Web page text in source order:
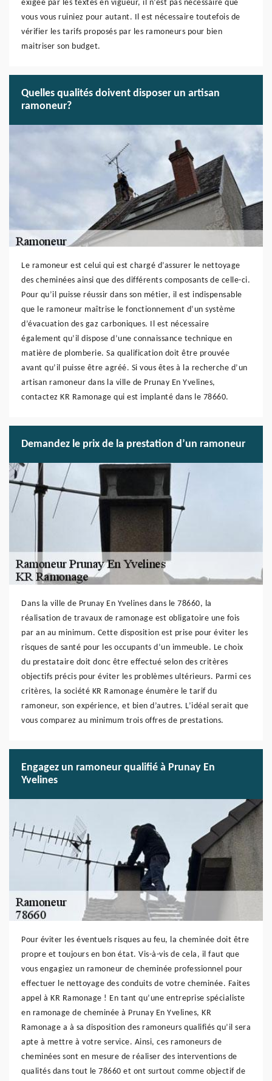
exigée par les textes en vigueur, il n’est pas nécessaire que
vous vous ruiniez pour autant. Il est nécessaire toutefois de
vérifier les tarifs proposés par les ramoneurs pour bien
maitriser son budget.
Quelles qualités doivent disposer un artisan
ramoneur?
Le ramoneur est celui qui est chargé d’assurer le nettoyage
des cheminées ainsi que des différents composants de celle-ci.
Pour qu’il puisse réussir dans son métier, il est indispensable
que le ramoneur maîtrise le fonctionnement d’un système
d’évacuation des gaz carboniques. Il est nécessaire
également qu’il dispose d’une connaissance technique en
matière de plomberie. Sa qualification doit être prouvée
avant qu’il puisse être agréé. Si vous êtes à la recherche d’un
artisan ramoneur dans la ville de Prunay En Yvelines,
contactez KR Ramonage qui est implanté dans le 78660.
Demandez le prix de la prestation d’un ramoneur
Dans la ville de Prunay En Yvelines dans le 78660, la
réalisation de travaux de ramonage est obligatoire une fois
par an au minimum. Cette disposition est prise pour éviter les
risques de santé pour les occupants d’un immeuble. Le choix
du prestataire doit donc être effectué selon des critères
objectifs précis pour éviter les problèmes ultérieurs. Parmi ces
critères, la société KR Ramonage énumère le tarif du
ramoneur, son expérience, et bien d’autres. L’idéal serait que
vous comparez au minimum trois offres de prestations.
Engagez un ramoneur qualifié à Prunay En
Yvelines
Pour éviter les éventuels risques au feu, la cheminée doit être
propre et toujours en bon état. Vis-à-vis de cela, il faut que
vous engagiez un ramoneur de cheminée professionnel pour
effectuer le nettoyage des conduits de votre cheminée. Faites
appel à KR Ramonage ! En tant qu’une entreprise spécialiste
en ramonage de cheminée à Prunay En Yvelines, KR
Ramonage a à sa disposition des ramoneurs qualifiés qu’il sera
apte à mettre à votre service. Ainsi, ces ramoneurs de
cheminées sont en mesure de réaliser des interventions de
qualités dans tout le 78660 et ont surtout comme objectif de